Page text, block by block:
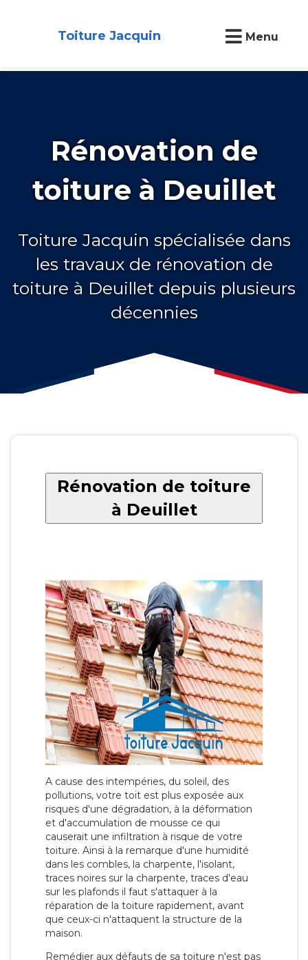
Toiture Jacquin Menu
Rénovation de
toiture à Deuillet
Toiture Jacquin spécialisée dans
les travaux de rénovation de
toiture à Deuillet depuis plusieurs
décennies
Rénovation de toiture
à Deuillet
A cause des intempéries, du soleil, des
pollutions, votre toit est plus exposée aux
risques d'une dégradation, à la déformation
et d'accumulation de mousse ce qui
causerait une infiltration à risque de votre
toiture. Ainsi à la remarque d'une humidité
dans les combles, la charpente, l'isolant,
traces noires sur la charpente, traces d'eau
sur les plafonds il faut s'attaquer à la
réparation de la toiture rapidement, avant
que ceux-ci n'attaquent la structure de la
maison.
Remédier aux défauts de sa toiture n'est pas